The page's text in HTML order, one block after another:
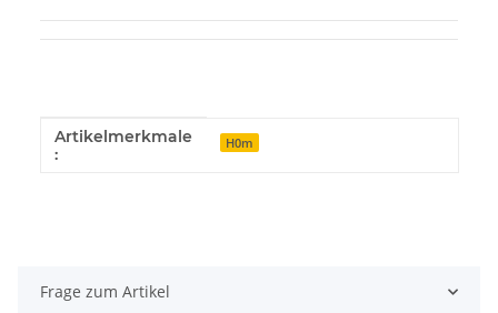
Produkteigenschaft
Wert
Artikelmerkmale
:
H0m
Frage zum Artikel